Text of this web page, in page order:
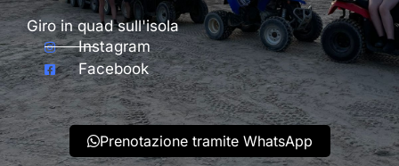
Giro in quad sull'isola
Instagram
Facebook
Prenotazione tramite WhatsApp